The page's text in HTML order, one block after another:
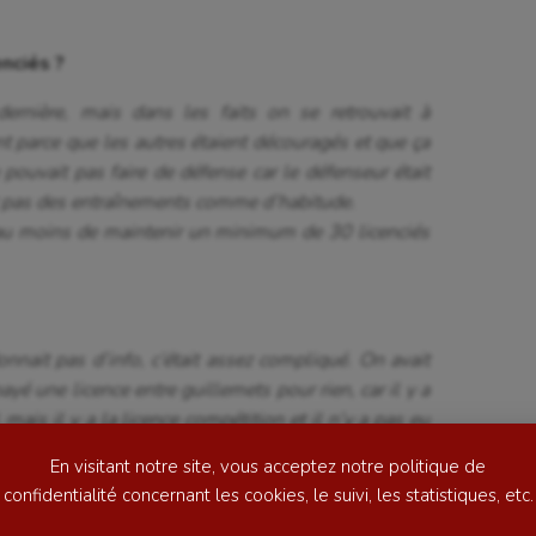
En visitant notre site, vous acceptez notre politique de
confidentialité concernant les cookies, le suivi, les statistiques, etc.
Kayak-polo
Moto
Natation artistique
?
mais dans les faits on se retrouvait à
que les autres étaient découragés et que ça
pas faire de défense car le défenseur était
des entraînements comme d’habitude.
moins de maintenir un minimum de 30 licenciés
pas d’info, c’était assez compliqué. On avait
une licence entre guillemets pour rien, car il y a
mais il y a la licence compétition et il n’y a pas eu
de leur expliquer. La fédération ne nous a
décision a été prise. Mais entre octobre et mai on